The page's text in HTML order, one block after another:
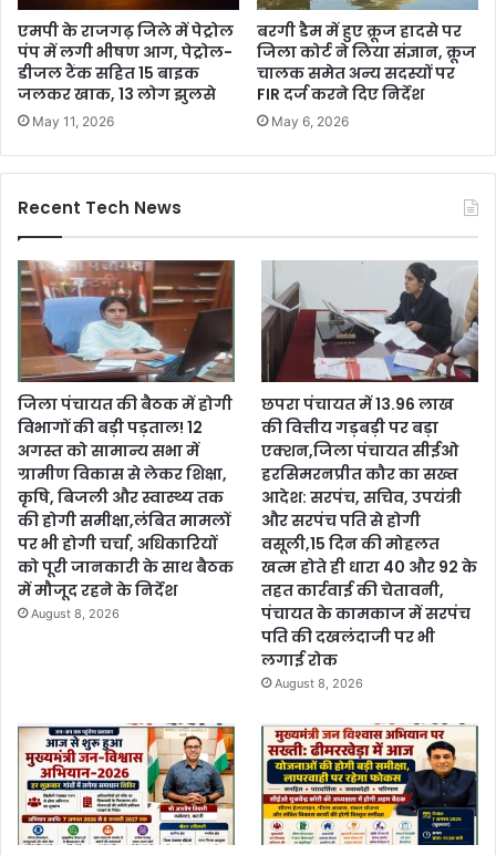
एमपी के राजगढ़ जिले में पेट्रोल
पंप में लगी भीषण आग, पेट्रोल-
डीजल टैंक सहित 15 बाइक
जलकर खाक, 13 लोग झुलसे
May 11, 2026
बरगी डैम में हुए क्रूज हादसे पर
जिला कोर्ट ने लिया संज्ञान, क्रूज
चालक समेत अन्य सदस्यों पर
FIR दर्ज करने दिए निर्देश
May 6, 2026
Recent Tech News
जिला पंचायत की बैठक में होगी
विभागों की बड़ी पड़ताल! 12
अगस्त को सामान्य सभा में
ग्रामीण विकास से लेकर शिक्षा,
कृषि, बिजली और स्वास्थ्य तक
की होगी समीक्षा,लंबित मामलों
पर भी होगी चर्चा, अधिकारियों
को पूरी जानकारी के साथ बैठक
में मौजूद रहने के निर्देश
August 8, 2026
छपरा पंचायत में 13.96 लाख
की वित्तीय गड़बड़ी पर बड़ा
एक्शन,जिला पंचायत सीईओ
हरसिमरनप्रीत कौर का सख्त
आदेश: सरपंच, सचिव, उपयंत्री
और सरपंच पति से होगी
वसूली,15 दिन की मोहलत
खत्म होते ही धारा 40 और 92 के
तहत कार्रवाई की चेतावनी,
पंचायत के कामकाज में सरपंच
पति की दखलंदाजी पर भी
लगाई रोक
August 8, 2026